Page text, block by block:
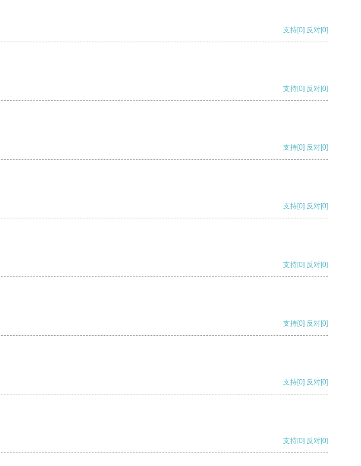
支持[0] 反对[0]
支持[0] 反对[0]
支持[0] 反对[0]
支持[0] 反对[0]
支持[0] 反对[0]
支持[0] 反对[0]
支持[0] 反对[0]
支持[0] 反对[0]